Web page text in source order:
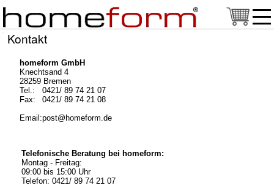
Kontakt
homeform GmbH
Knechtsand 4
28259 Bremen
Tel.:
0421/ 89 74 21 07
Fax:
0421/ 89 74 21 08
Email:post@homeform.de
Telefonische Beratung bei homeform:
Montag - Freitag:
09:00 bis 15:00 Uhr
Telefon: 0421/ 89 74 21 07